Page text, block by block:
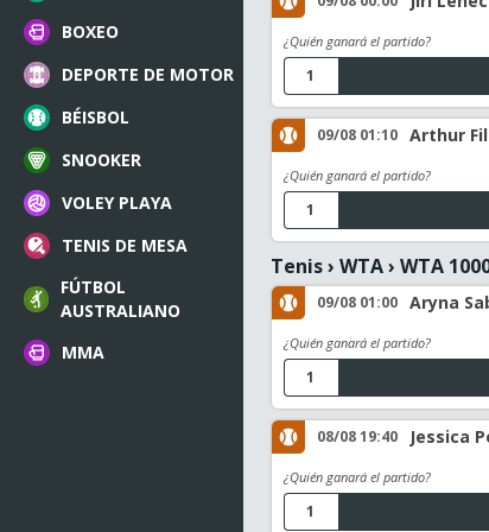
BOXEO
DEPORTE DE MOTOR
BÉISBOL
SNOOKER
VOLEY PLAYA
TENIS DE MESA
FÚTBOL
AUSTRALIANO
MMA
¿Quién ganará el partido?
1
09/08 01:10 Arthur
¿Quién ganará el partido?
1
Tenis› WTA› WTA
09/08 01:00 Aryna
¿Quién ganará el partido?
1
08/08 19:40 Jessica
¿Quién ganará el partido?
1